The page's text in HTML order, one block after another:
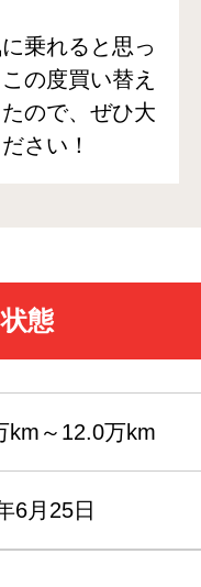
乗れると思っ
の度買い替え
ので、ぜひ大
さい！
態
km～12.0万km
6月25日